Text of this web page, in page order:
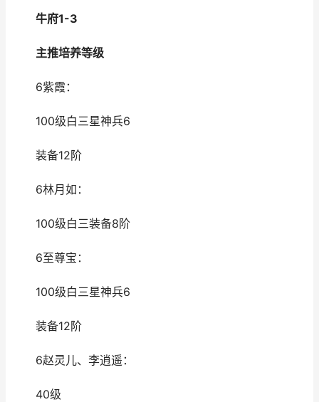
牛府1-3
主推培养等级
6紫霞：
100级白三星神兵6
装备12阶
6林月如：
100级白三装备8阶
6至尊宝：
100级白三星神兵6
装备12阶
6赵灵儿、李逍遥：
40级